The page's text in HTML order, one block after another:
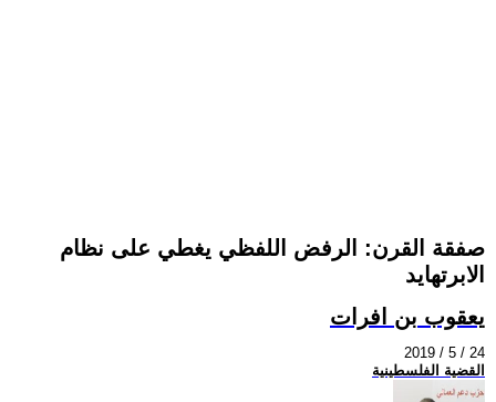
صفقة القرن: الرفض اللفظي يغطي على نظام
الابرتهايد
يعقوب بن افرات
2019 / 5 / 24
القضية الفلسطينية